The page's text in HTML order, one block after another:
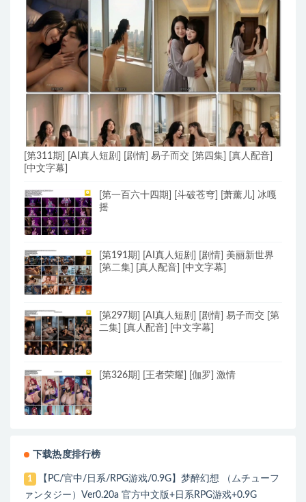
[第311期] [AI真人短剧] [剧情] 易子而交 [第四集] [真人配音]
[中文字幕]
[第一百六十四期] [斗破苍穹] [萧薰儿] 冰嘎
摇
[第191期] [AI真人短剧] [剧情] 美丽新世界
[第二集] [真人配音] [中文字幕]
[第297期] [AI真人短剧] [剧情] 易子而交 [第
二集] [真人配音] [中文字幕]
[第326期] [王者荣耀] [伽罗] 激情
下载热度排行榜
1
【PC/官中/日系/RPG游戏/0.9G】梦醉幻想 （ムチューフ
ァンタジー）Ver0.20a 官方中文版+日系RPG游戏+0.9G